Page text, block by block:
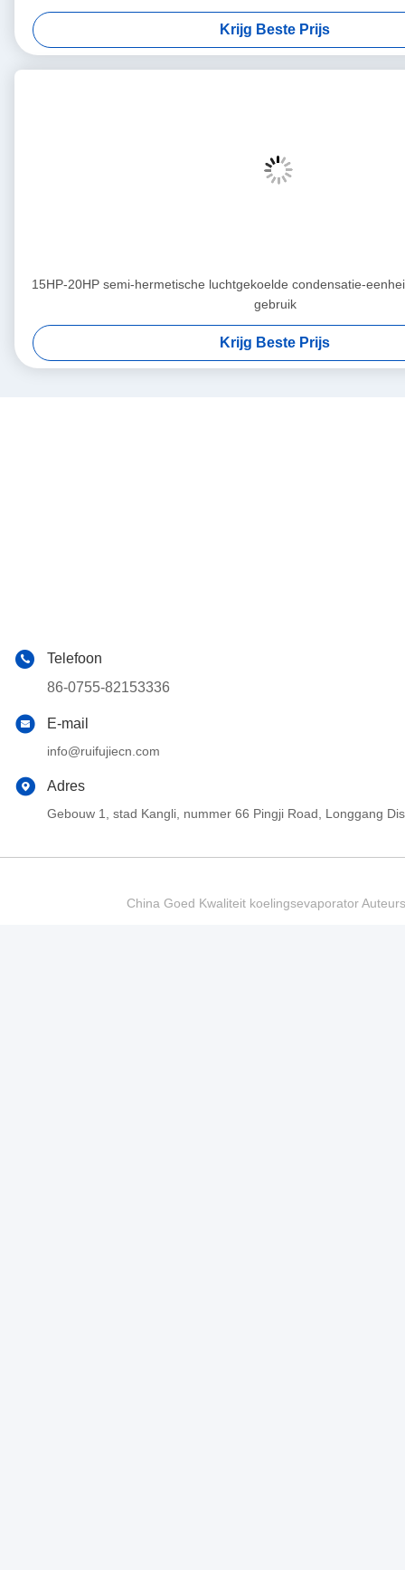
Krijg Beste Prijs
15HP-20HP semi-hermetische luchtgekoelde condensatie-
gebruik
Krijg Beste Prijs
Telefoon
86-0755-82153336
E-mail
info@ruifujiecn.com
Adres
Gebouw 1, stad Kangli, nummer 66 Pingji Road, Longgang
China Goed Kwaliteit koelingsevaporator